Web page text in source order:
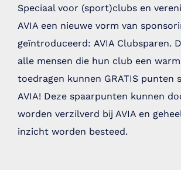
Speciaal voor (sport)clubs en
AVIA een nieuwe vorm van
geïntroduceerd: AVIA Clubsparen.
alle mensen die hun club een
toedragen kunnen GRATIS punten
AVIA! Deze spaarpunten kunnen
worden verzilverd bij AVIA en
inzicht worden besteed.